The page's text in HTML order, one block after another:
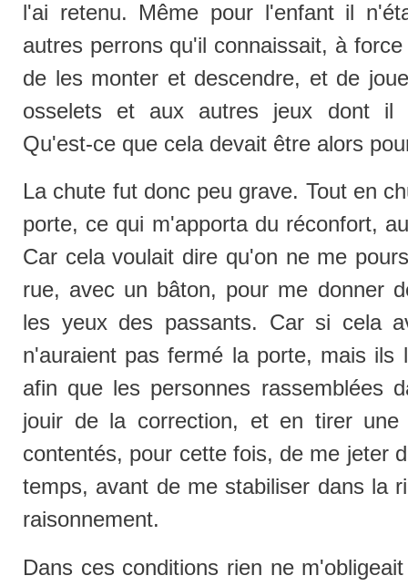
l'ai retenu. Même pour l'enfant il
autres perrons qu'il connaissait, à
de les monter et descendre, et de
osselets et aux autres jeux dont il
Qu'est-ce que cela devait être alors
La chute fut donc peu grave. Tout en
porte, ce qui m'apporta du réconfort,
Car cela voulait dire qu'on ne me
rue, avec un bâton, pour me donner
les yeux des passants. Car si cela
n'auraient pas fermé la porte, mais ils
afin que les personnes rassemblées
jouir de la correction, et en tirer
contentés, pour cette fois, de me jeter
temps, avant de me stabiliser dans la
raisonnement.
Dans ces conditions rien ne